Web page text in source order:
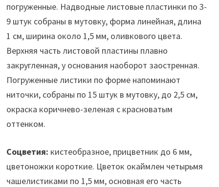
погруженные. Надводные листовые пластинки по 3-
9 штук собраны в мутовку, форма линейная, длина
1 см, ширина около 1,5 мм, оливкового цвета.
Верхняя часть листовой пластины плавно
закругленная, у основания наоборот заостренная.
Погруженные листики по форме напоминают
ниточки, собраны по 15 штук в мутовку, до 2,5 см,
окраска коричнево-зеленая с красноватым
оттенком.
Соцветия: кистеобразное, прицветник до 6 мм,
цветоножки короткие. Цветок окаймлен четырьмя
чашелистиками по 1,5 мм, основная его часть